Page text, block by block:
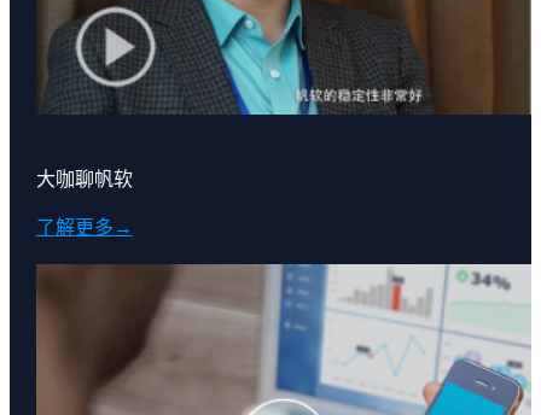
大咖聊帆软
了解更多→